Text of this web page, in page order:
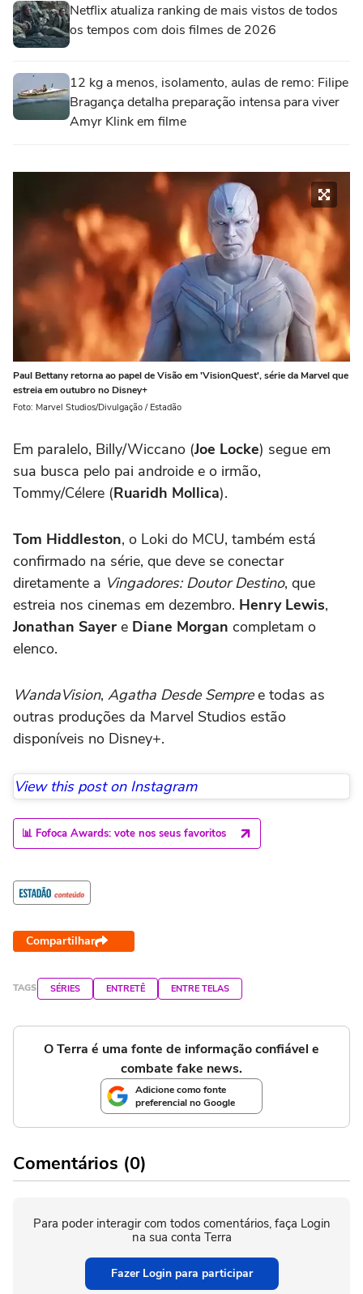
Netflix atualiza ranking de mais vistos de todos
os tempos com dois filmes de 2026
12 kg a menos, isolamento, aulas de remo: Filipe
Bragança detalha preparação intensa para viver
Amyr Klink em filme
Paul Bettany retorna ao papel de Visão em 'VisionQuest', série da Marvel que
estreia em outubro no Disney+
Foto: Marvel Studios/Divulgação / Estadão
Em paralelo, Billy/Wiccano (Joe Locke) segue em
sua busca pelo pai androide e o irmão,
Tommy/Célere (Ruaridh Mollica).
Tom Hiddleston, o Loki do MCU, também está
confirmado na série, que deve se conectar
diretamente a Vingadores: Doutor Destino, que
estreia nos cinemas em dezembro. Henry Lewis,
Jonathan Sayer e Diane Morgan completam o
elenco.
WandaVision, Agatha Desde Sempree todas as
outras produções da Marvel Studios estão
disponíveis no Disney+.
View this post on Instagram
📊 Fofoca Awards: vote nos seus favoritos
Compartilhar
TAGS SÉRIES ENTRETÊ ENTRE TELAS
O Terra é uma fonte de informação confiável e
combate fake news.
Adicione como fonte
preferencial no Google
Comentários (0)
Para poder interagir com todos comentários, faça Login
na sua conta Terra
Fazer Login para participar